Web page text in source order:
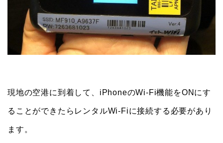
現地の空港に到着して、iPhoneのWi-Fi機能をONにす
ることができたらレンタルWi-Fiに接続する必要があり
ます。